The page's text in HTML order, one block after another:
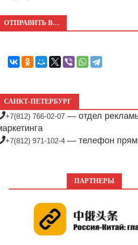
ОТПРАВИТЬ В…
САНКТ-ПЕТЕРБУРГ
+7(812) 766-02-07 — отдел
+7(812) 971-102-4 — телефон
ПАРТНЕРЫ